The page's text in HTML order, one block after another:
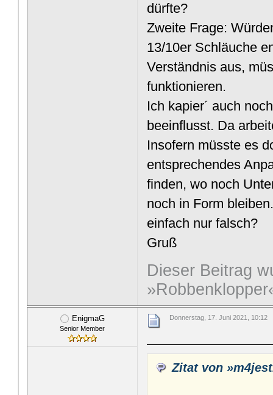
dürfte?
Zweite Frage:
13/10er Schläuche
Verständnis aus,
funktionieren.
Ich kapier´ auch
beeinflusst. Da
Insofern müsste es
entsprechendes
finden, wo noch
noch in Form
einfach nur falsch?
Gruß
Dieser Beitrag
EnigmaG
Senior Member
Donnerstag, 17. Juni 2021, 10:12
Zitat von